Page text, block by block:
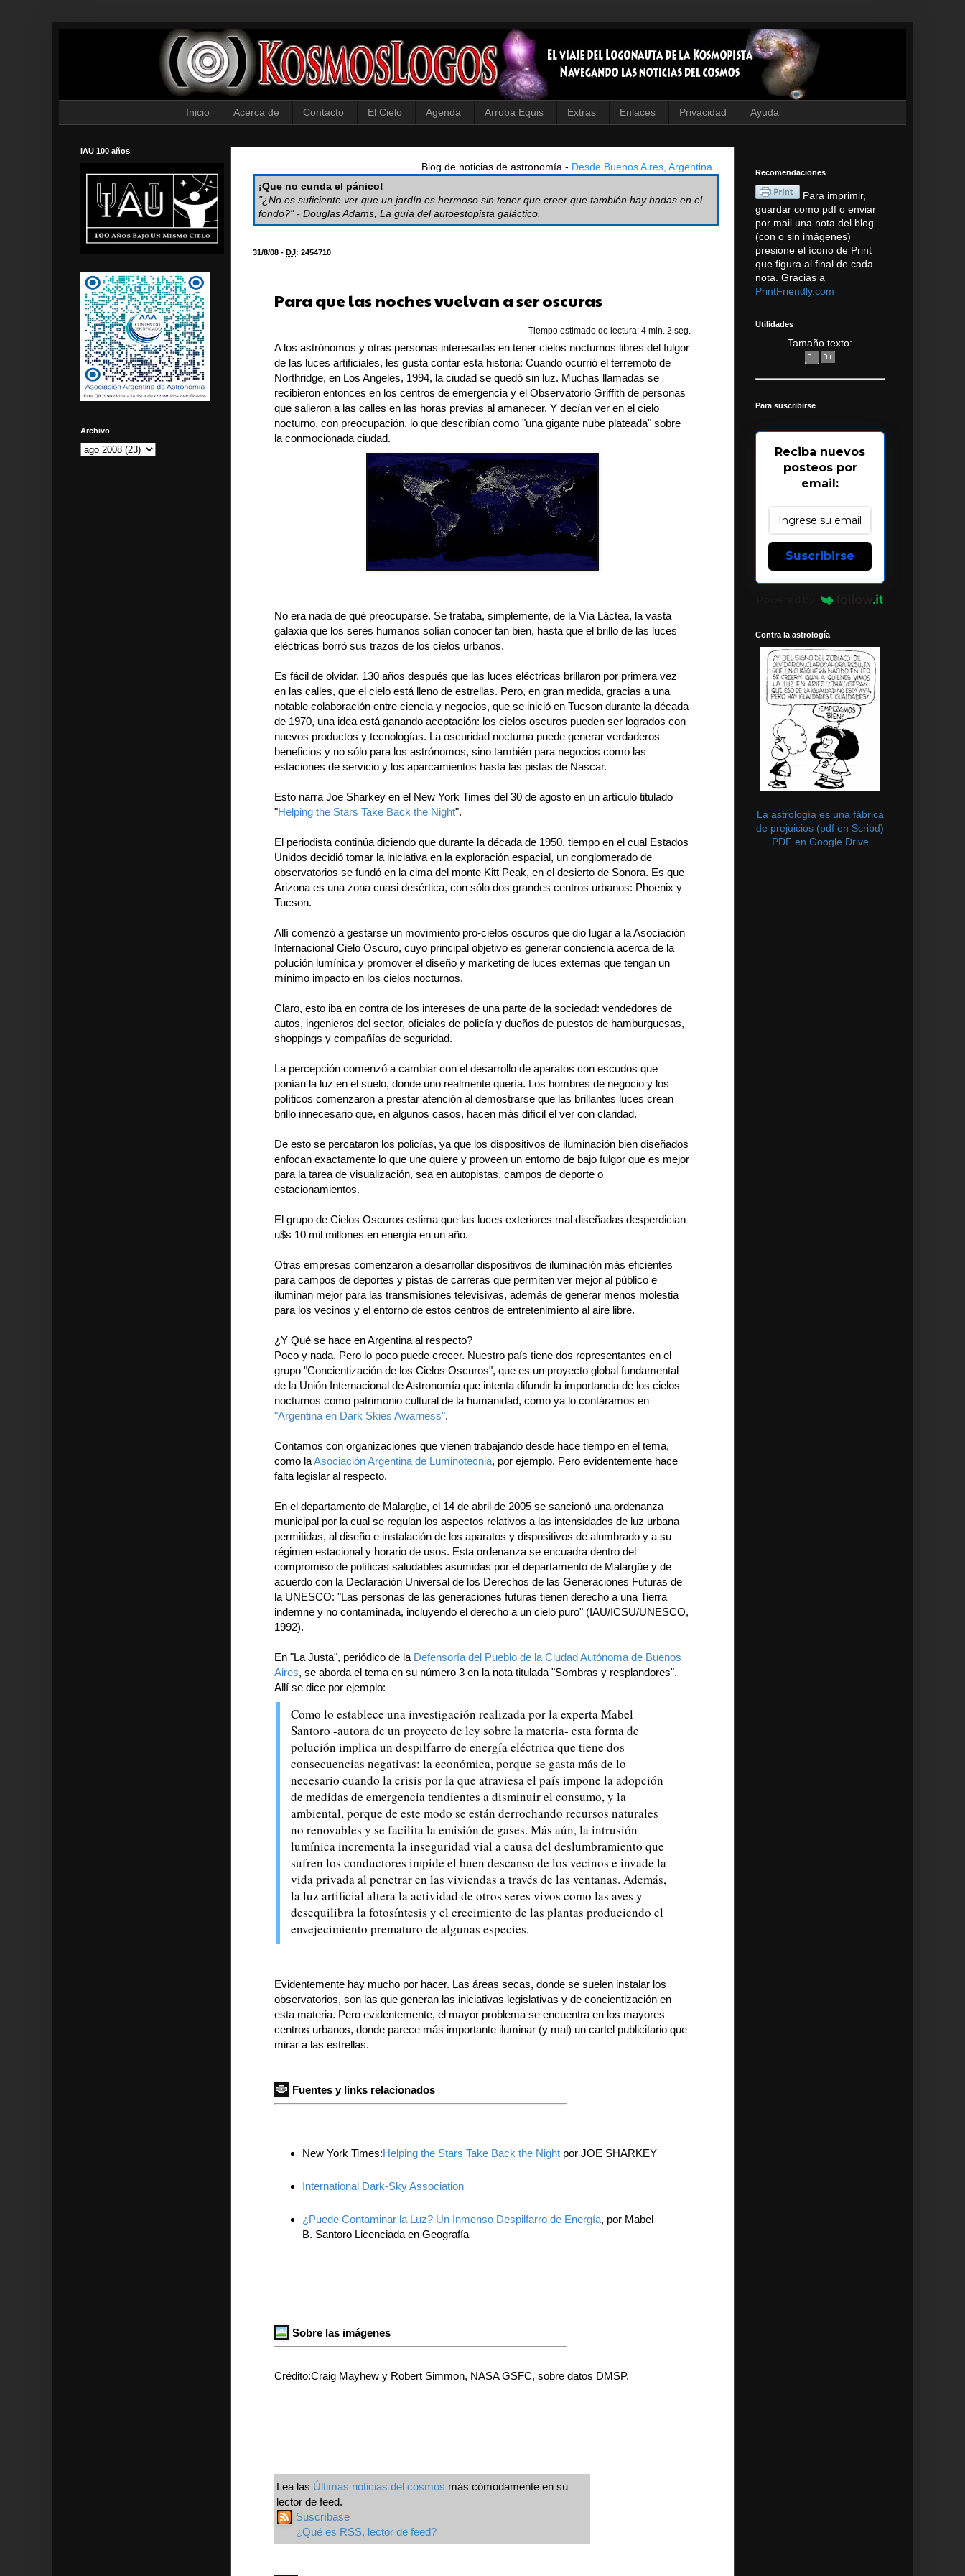
Inicio Acerca de Contacto El Cielo Agenda Arroba Equis Extras Enlaces Privacidad Ayuda
Blog de noticias de astronomía - Desde Buenos Aires, Argentina
¡Que no cunda el pánico!
"¿No es suficiente ver que un jardín es hermoso sin tener que creer que también hay hadas en el
fondo?" - Douglas Adams, La guía del autoestopista galáctico.
31/8/08 - DJ: 2454710
Para que las noches vuelvan a ser oscuras
Tiempo estimado de lectura: 4 min. 2 seg.
A los astrónomos y otras personas interesadas en tener cielos nocturnos libres del fulgor
de las luces artificiales, les gusta contar esta historia: Cuando ocurrió el terremoto de
Northridge, en Los Angeles, 1994, la ciudad se quedó sin luz. Muchas llamadas se
recibieron entonces en los centros de emergencia y el Observatorio Griffith de personas
que salieron a las calles en las horas previas al amanecer. Y decían ver en el cielo
nocturno, con preocupación, lo que describían como "una gigante nube plateada" sobre
la conmocionada ciudad.
No era nada de qué preocuparse. Se trataba, simplemente, de la Vía Láctea, la vasta
galaxia que los seres humanos solían conocer tan bien, hasta que el brillo de las luces
eléctricas borró sus trazos de los cielos urbanos.
Es fácil de olvidar, 130 años después que las luces eléctricas brillaron por primera vez
en las calles, que el cielo está lleno de estrellas. Pero, en gran medida, gracias a una
notable colaboración entre ciencia y negocios, que se inició en Tucson durante la década
de 1970, una idea está ganando aceptación: los cielos oscuros pueden ser logrados con
nuevos productos y tecnologías. La oscuridad nocturna puede generar verdaderos
beneficios y no sólo para los astrónomos, sino también para negocios como las
estaciones de servicio y los aparcamientos hasta las pistas de Nascar.
Esto narra Joe Sharkey en el New York Times del 30 de agosto en un artículo titulado
"Helping the Stars Take Back the Night".
El periodista continúa diciendo que durante la década de 1950, tiempo en el cual Estados
Unidos decidió tomar la iniciativa en la exploración espacial, un conglomerado de
observatorios se fundó en la cima del monte Kitt Peak, en el desierto de Sonora. Es que
Arizona es una zona cuasi desértica, con sólo dos grandes centros urbanos: Phoenix y
Tucson.
Allí comenzó a gestarse un movimiento pro-cielos oscuros que dio lugar a la Asociación
Internacional Cielo Oscuro, cuyo principal objetivo es generar conciencia acerca de la
polución lumínica y promover el diseño y marketing de luces externas que tengan un
mínimo impacto en los cielos nocturnos.
Claro, esto iba en contra de los intereses de una parte de la sociedad: vendedores de
autos, ingenieros del sector, oficiales de policía y dueños de puestos de hamburguesas,
shoppings y compañías de seguridad.
La percepción comenzó a cambiar con el desarrollo de aparatos con escudos que
ponían la luz en el suelo, donde uno realmente quería. Los hombres de negocio y los
políticos comenzaron a prestar atención al demostrarse que las brillantes luces crean
brillo innecesario que, en algunos casos, hacen más difícil el ver con claridad.
De esto se percataron los policías, ya que los dispositivos de iluminación bien diseñados
enfocan exactamente lo que une quiere y proveen un entorno de bajo fulgor que es mejor
para la tarea de visualización, sea en autopistas, campos de deporte o
estacionamientos.
El grupo de Cielos Oscuros estima que las luces exteriores mal diseñadas desperdician
u$s 10 mil millones en energía en un año.
Otras empresas comenzaron a desarrollar dispositivos de iluminación más eficientes
para campos de deportes y pistas de carreras que permiten ver mejor al público e
iluminan mejor para las transmisiones televisivas, además de generar menos molestia
para los vecinos y el entorno de estos centros de entretenimiento al aire libre.
¿Y Qué se hace en Argentina al respecto?
Poco y nada. Pero lo poco puede crecer. Nuestro país tiene dos representantes en el
grupo "Concientización de los Cielos Oscuros", que es un proyecto global fundamental
de la Unión Internacional de Astronomía que intenta difundir la importancia de los cielos
nocturnos como patrimonio cultural de la humanidad, como ya lo contáramos en
"Argentina en Dark Skies Awarness".
Contamos con organizaciones que vienen trabajando desde hace tiempo en el tema,
como laAsociación Argentina de Luminotecnia, por ejemplo. Pero evidentemente hace
falta legislar al respecto.
En el departamento de Malargüe, el 14 de abril de 2005 se sancionó una ordenanza
municipal por la cual se regulan los aspectos relativos a las intensidades de luz urbana
permitidas, al diseño e instalación de los aparatos y dispositivos de alumbrado y a su
régimen estacional y horario de usos. Esta ordenanza se encuadra dentro del
compromiso de políticas saludables asumidas por el departamento de Malargüe y de
acuerdo con la Declaración Universal de los Derechos de las Generaciones Futuras de
la UNESCO: "Las personas de las generaciones futuras tienen derecho a una Tierra
indemne y no contaminada, incluyendo el derecho a un cielo puro" (IAU/ICSU/UNESCO,
1992).
En "La Justa", periódico de la Defensoría del Pueblo de la Ciudad Autónoma de Buenos
Aires, se aborda el tema en su número 3 en la nota titulada "Sombras y resplandores".
Allí se dice por ejemplo:
Como lo establece una investigación realizada por la experta Mabel
Santoro -autora de un proyecto de ley sobre la materia- esta forma de
polución implica un despilfarro de energía eléctrica que tiene dos
consecuencias negativas: la económica, porque se gasta más de lo
necesario cuando la crisis por la que atraviesa el país impone la adopción
de medidas de emergencia tendientes a disminuir el consumo, y la
ambiental, porque de este modo se están derrochando recursos naturales
no renovables y se facilita la emisión de gases. Más aún, la intrusión
lumínica incrementa la inseguridad vial a causa del deslumbramiento que
sufren los conductores impide el buen descanso de los vecinos e invade la
vida privada al penetrar en las viviendas a través de las ventanas. Además,
la luz artificial altera la actividad de otros seres vivos como las aves y
desequilibra la fotosíntesis y el crecimiento de las plantas produciendo el
envejecimiento prematuro de algunas especies.
Evidentemente hay mucho por hacer. Las áreas secas, donde se suelen instalar los
observatorios, son las que generan las iniciativas legislativas y de concientización en
esta materia. Pero evidentemente, el mayor problema se encuentra en los mayores
centros urbanos, donde parece más importante iluminar (y mal) un cartel publicitario que
mirar a las estrellas.
Fuentes y links relacionados
New York Times:Helping the Stars Take Back the Nightpor JOE SHARKEY
International Dark-Sky Association
¿Puede Contaminar la Luz? Un Inmenso Despilfarro de Energía, por Mabel
B. Santoro Licenciada en Geografía
Sobre las imágenes
Crédito:Craig Mayhew y Robert Simmon, NASA GSFC, sobre datos DMSP.
Lea las Últimas noticias del cosmos más cómodamente en su
lector de feed.
Suscríbase
¿Qué es RSS, lector de feed?
IAU 100 años
Archivo
Recomendaciones
Para imprimir,
guardar como pdf o enviar
por mail una nota del blog
(con o sin imágenes)
presione el ícono de Print
que figura al final de cada
nota. Gracias a
PrintFriendly.com
Utilidades
Tamaño texto:
Para suscribirse
Reciba nuevos
posteos por
email:
Suscribirse
Contra la astrología
La astrología es una fábrica
de prejuicios (pdf en Scribd)
PDF en Google Drive